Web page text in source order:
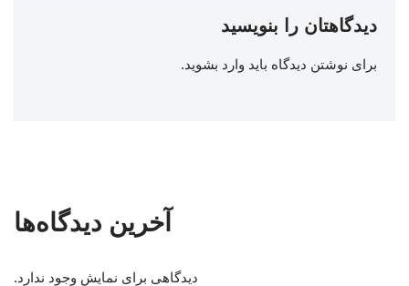
دیدگاهتان را بنویسید
برای نوشتن دیدگاه باید وارد بشوید.
آخرین دیدگاه‌ها
دیدگاهی برای نمایش وجود ندارد.